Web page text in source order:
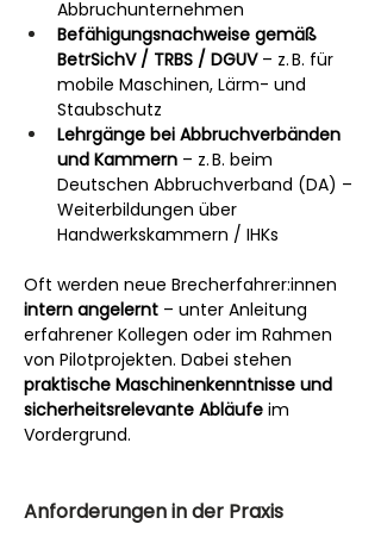
Abbruchunternehmen
Befähigungsnachweise gemäß
BetrSichV / TRBS / DGUV – z. B. für
mobile Maschinen, Lärm- und
Staubschutz
Lehrgänge bei Abbruchverbänden
und Kammern – z. B. beim
Deutschen Abbruchverband (DA) –
Weiterbildungen über
Handwerkskammern / IHKs
Oft werden neue Brecherfahrer:innen
intern angelernt – unter Anleitung
erfahrener Kollegen oder im Rahmen
von Pilotprojekten. Dabei stehen
praktische Maschinenkenntnisse und
sicherheitsrelevante Abläufe im
Vordergrund.
Anforderungen in der Praxis